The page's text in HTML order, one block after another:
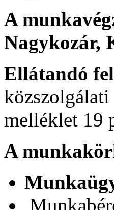
A
Nagykozár,
Ellátandó
melléklet 19
A